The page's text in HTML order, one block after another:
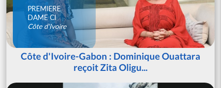
PREMIERE
DAME CI
Côte d'Ivoire
Côte d'Ivoire-Gabon : Dominique Ouattara
reçoit Zita Oligu...